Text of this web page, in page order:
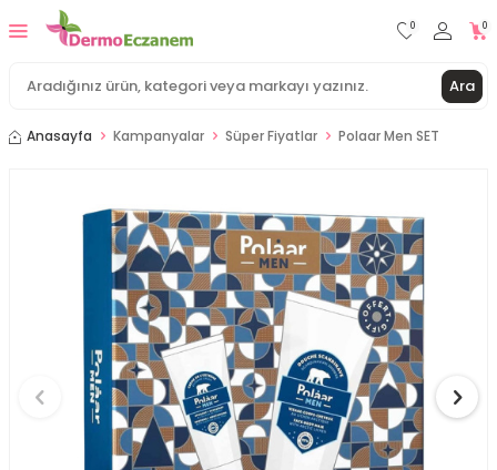
Ara
0 0
Anasayfa Kampanyalar Süper Fiyatlar Polaar Men SET